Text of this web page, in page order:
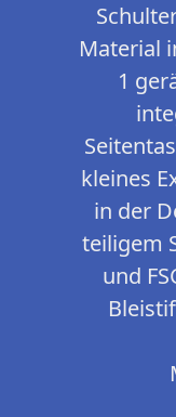
Material
1
kleines
in der
teiligem
und